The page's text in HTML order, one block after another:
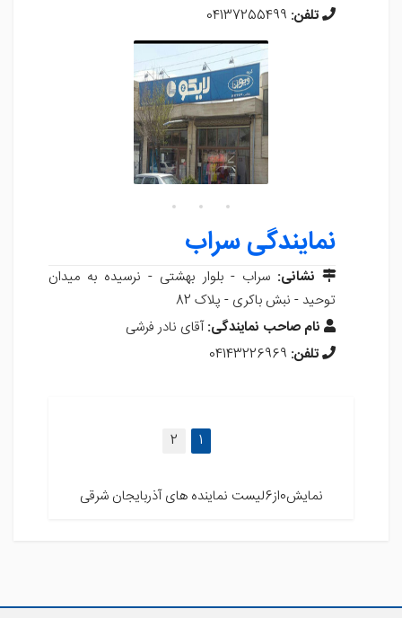
تلفن: 04137255499
نمایندگی سراب
نشانی:سراب - بلوار بهشتی - نرسیده به میدان
توحید - نبش باکری - پلاک 82
نام صاحب نمایندگی:آقای نادر فرشی
تلفن: 04143226969
1
(current)
2
نمایش0از6لیست نماینده های آذربایجان شرقی